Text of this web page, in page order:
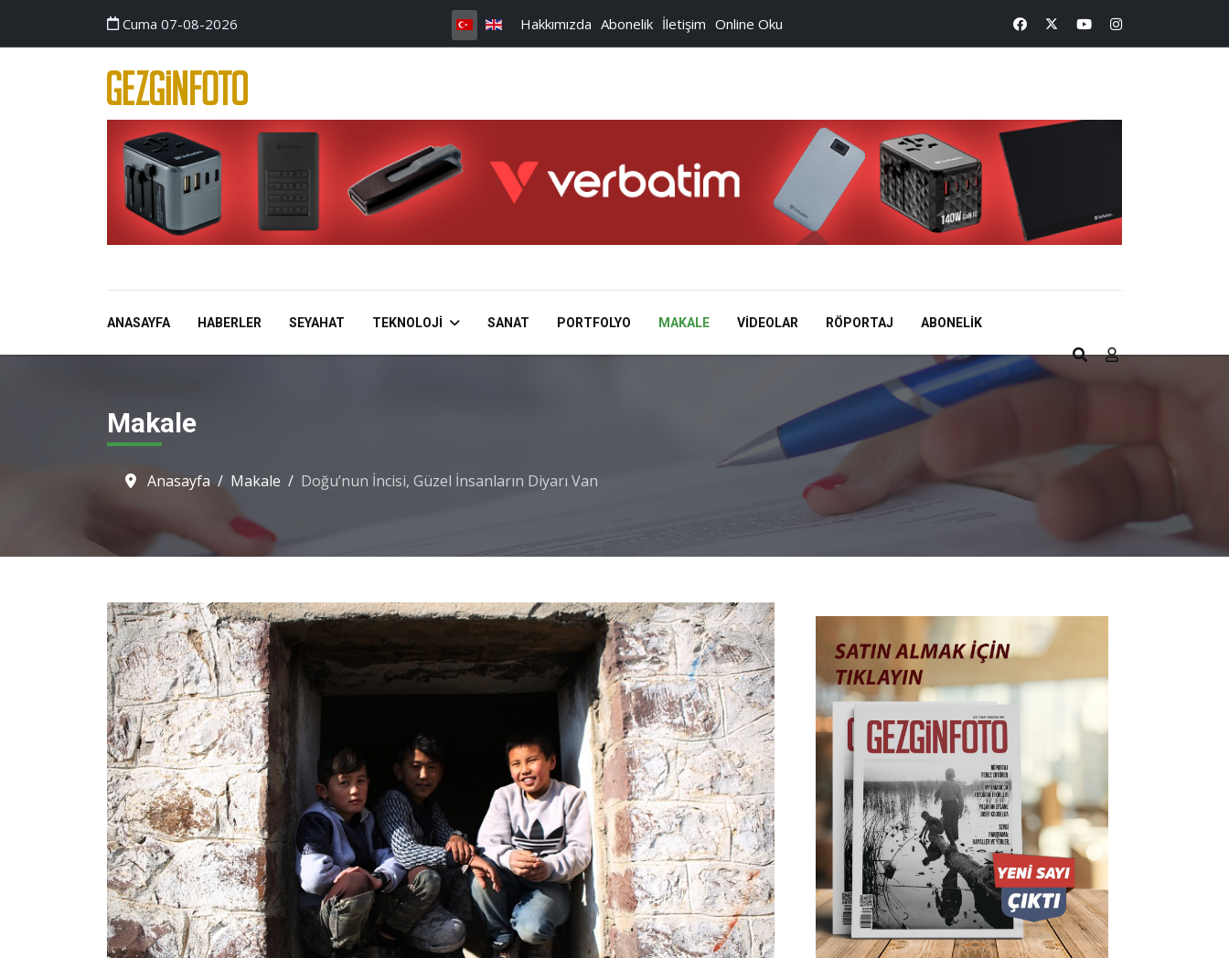
Cuma 07-08-2026 Hakkımızda Abonelik İletişim Online Oku
ANASAYFA HABERLER SEYAHAT TEKNOLOJI SANAT PORTFOLYO MAKALE VIDEOLAR RÖPORTAJ ABONELIK
Makale
Anasayfa Makale Doğu’nun İncisi, Güzel İnsanların Diyarı Van